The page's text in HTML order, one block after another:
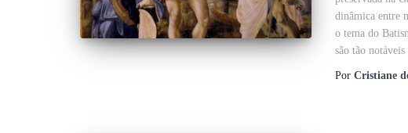
dinâmica entre
o tema do
são tão notáveis
Por Cristiane